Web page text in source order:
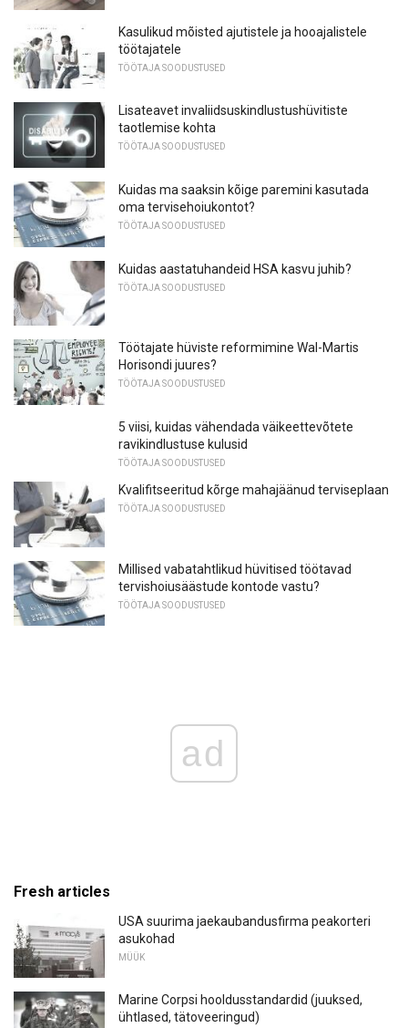
Kasulikud mõisted ajutistele ja hooajalistele
töötajatele
TÖÖTAJA SOODUSTUSED
Lisateavet invaliidsuskindlustushüvitiste
taotlemise kohta
TÖÖTAJA SOODUSTUSED
Kuidas ma saaksin kõige paremini kasutada
oma tervisehoiukontot?
TÖÖTAJA SOODUSTUSED
Kuidas aastatuhandeid HSA kasvu juhib?
TÖÖTAJA SOODUSTUSED
Töötajate hüviste reformimine Wal-Martis
Horisondi juures?
TÖÖTAJA SOODUSTUSED
5 viisi, kuidas vähendada väikeettevõtete
ravikindlustuse kulusid
TÖÖTAJA SOODUSTUSED
Kvalifitseeritud kõrge mahajäänud terviseplaan
TÖÖTAJA SOODUSTUSED
Millised vabatahtlikud hüvitised töötavad
tervishoiusäästude kontode vastu?
TÖÖTAJA SOODUSTUSED
ad
Fresh articles
USA suurima jaekaubandusfirma peakorteri
asukohad
MÜÜK
Marine Corpsi hooldusstandardid (juuksed,
ühtlased, tätoveeringud)